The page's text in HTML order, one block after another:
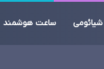
شیائومی ساعت هوشمند